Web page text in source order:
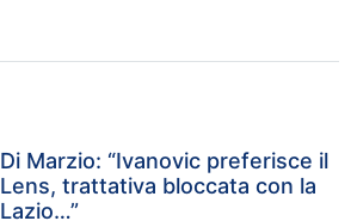
Di Marzio: “Ivanovic preferisce il
Lens, trattativa bloccata con la
Lazio…”